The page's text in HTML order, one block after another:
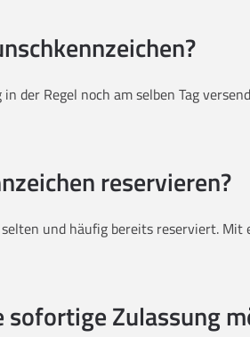
der Regel noch am selben Tag
reservieren?
und häufig bereits reserviert.
sofortige Zulassung